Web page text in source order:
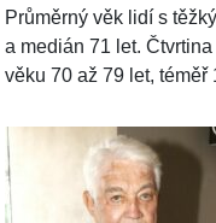
Průměrný věk lidí s
a medián 71 let.
věku 70 až 79 let, téměř